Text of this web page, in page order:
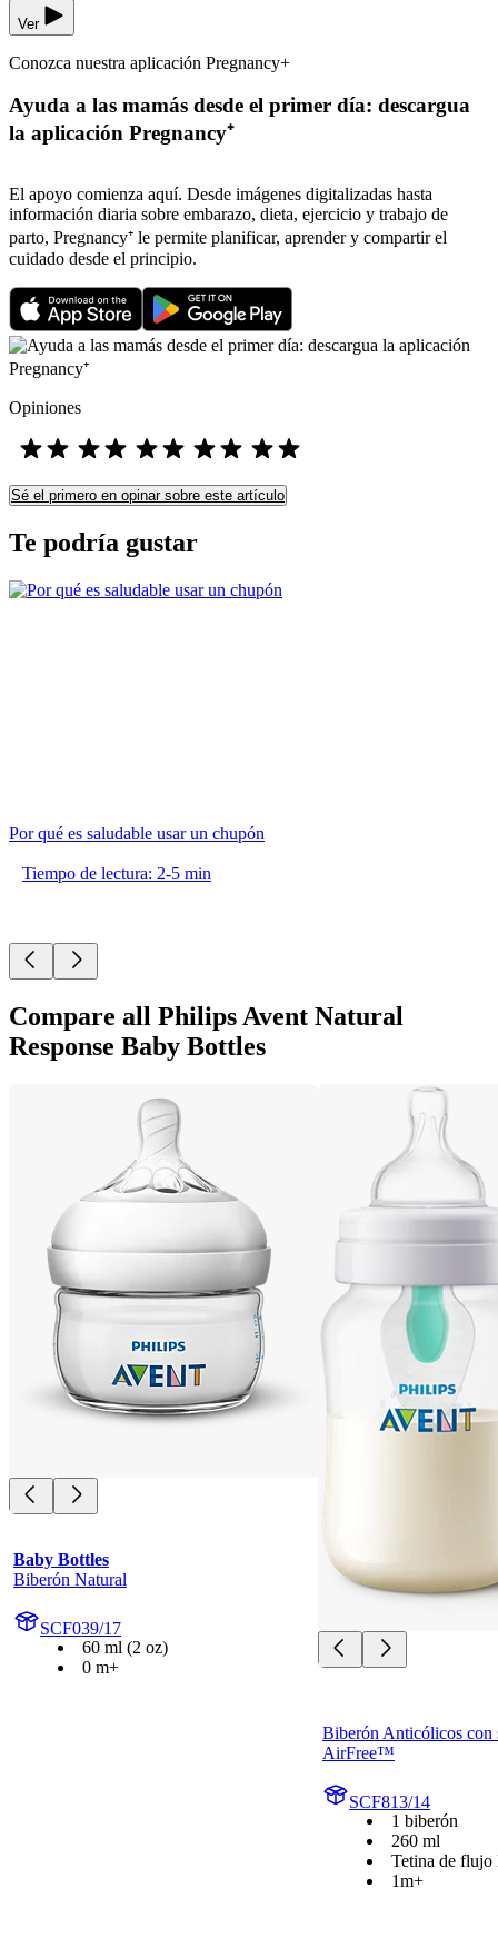
Ver
Conozca nuestra aplicación Pregnancy+
Ayuda a las mamás desde el primer día: descargua
la aplicación Pregnancy⁺
El apoyo comienza aquí. Desde imágenes digitalizadas hasta
información diaria sobre embarazo, dieta, ejercicio y trabajo de
parto, Pregnancy⁺ le permite planificar, aprender y compartir el
cuidado desde el principio.
Opiniones
Sé el primero en opinar sobre este artículo
Te podría gustar
Por qué es saludable usar un chupón
Tiempo de lectura: 2-5 min
Compare all Philips Avent Natural
Response Baby Bottles
Baby Bottles
Biberón Natural
SCF039/17
60 ml (2 oz)
0 m+
Biberón Anticólicos con
AirFree™
SCF813/14
1 biberón
260 ml
Tetina de flujo
1m+